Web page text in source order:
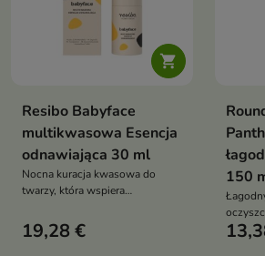

Resibo Babyface
multikwasowa Esencja
odnawiająca 30 ml
Nocna kuracja kwasowa do
twarzy, która wspiera
wygładzenie, rozświetlenie i
wyrównanie kolorytu
19,28 €
150